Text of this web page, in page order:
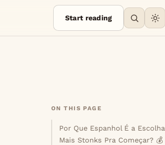
Start reading
ON THIS PAGE
Por Que Espanhol É a Escolha
Mais Stonks Pra Começar? 💰